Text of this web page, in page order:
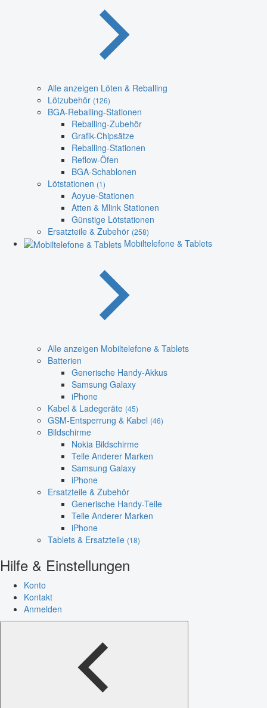
Alle anzeigen Löten & Reballing
Lötzubehör (126)
BGA-Reballing-Stationen
Reballing-Zubehör
Grafik-Chipsätze
Reballing-Stationen
Reflow-Öfen
BGA-Schablonen
Lötstationen (1)
Aoyue-Stationen
Atten & Mlink Stationen
Günstige Lötstationen
Ersatzteile & Zubehör (258)
Mobiltelefone & Tablets
Alle anzeigen Mobiltelefone & Tablets
Batterien
Generische Handy-Akkus
Samsung Galaxy
iPhone
Kabel & Ladegeräte (45)
GSM-Entsperrung & Kabel (46)
Bildschirme
Nokia Bildschirme
Teile Anderer Marken
Samsung Galaxy
iPhone
Ersatzteile & Zubehör
Generische Handy-Teile
Teile Anderer Marken
iPhone
Tablets & Ersatzteile (18)
Hilfe & Einstellungen
Konto
Kontakt
Anmelden